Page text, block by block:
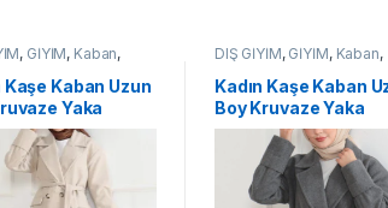
, GİYİM, Kaban,
Kaşe Kaban Uzun
Yaka
Tesettür Kaşe
Astarlı Yünlü –
DIŞ GİYİM, GİYİM, Kaban,
Kadın Kaşe Kaban
Boy Kruvaze Yaka
Kuşaklı Tesettür
Kaban Astarlı Yünlü –